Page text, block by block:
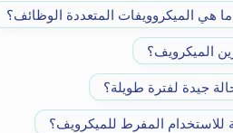
ما هي الميكروويفات المتعددة الوظائف؟
الميكرويف؟
جيدة لفترة طويلة؟
للاستخدام المفرط للميكرويف؟